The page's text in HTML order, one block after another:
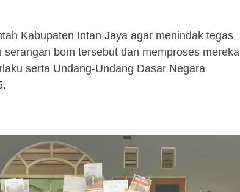
Kabupaten Intan Jaya agar menindak tegas
bom tersebut dan memproses mereka
serta Undang-Undang Dasar Negara